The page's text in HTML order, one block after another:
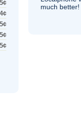
much better!